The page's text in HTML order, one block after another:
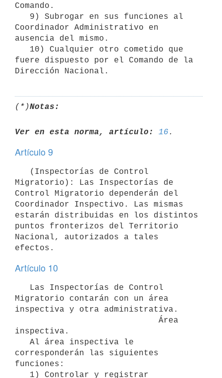
Comando.
Coordinador Administrativo en
ausencia del mismo.
fuere dispuesto por el Comando de la
(*)Notas:
Ver en esta norma, artículo: 16
Artículo 9
Migratorio): Las Inspectorías de
Control Migratorio dependerán del
Coordinador Inspectivo. Las mismas
estarán distribuidas en los distintos
puntos fronterizos del Territorio
Nacional, autorizados a tales
Artículo 10
Migratorio contarán con un área
inspectiva y otra administrativa.
inspectiva.
corresponderán las siguientes
funciones: